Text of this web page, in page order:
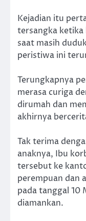
Kejadian itu
tersangka ketika
saat masih
peristiwa ini
Terungkapnya
merasa curiga
dirumah dan
akhirnya
Tak terima
anaknya, Ibu
tersebut ke
perempuan dan
pada tanggal 10
diamankan.